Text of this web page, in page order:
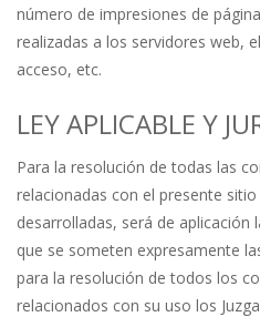
número de impresiones de
realizadas a los servidores web,
acceso, etc.
LEY APLICABLE Y
Para la resolución de todas las
relacionadas con el presente
desarrolladas, será de aplicación
que se someten expresamente
para la resolución de todos los
relacionados con su uso los